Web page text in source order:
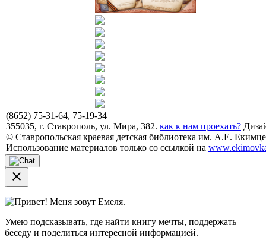
(8652) 75-31-64, 75-19-34
355035, г. Ставрополь, ул. Мира, 382. как к нам проехать?
© Ставропольская краевая детская библиотека им. А.Е.
Использование материалов только со ссылкой на
close
Привет! Меня зовут Емеля.
Умею подсказывать, где найти книгу мечты, поддержать
беседу и поделиться интересной информацией.